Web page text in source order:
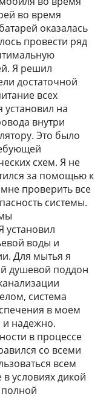
во время
оказалась
провести ряд
Я решил
достаточной
всех
на
внутри
Это было
схем. Я не
за помощью к
проверить все
системы.
установил
воды и
Для мытья я
душевой поддон
система
в моем
и надежно.
в процессе
со всеми
всем
условиях дикой